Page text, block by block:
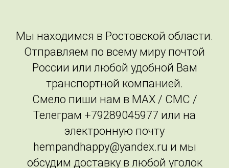
Мы находимся в Ростовской области.
Отправляем по всему миру почтой
России или любой удобной Вам
транспортной компанией.
Смело пиши нам в MAX / СМС /
Телеграм +79289045977 или на
электронную почту
hempandhappy@yandex.ru и мы
обсудим доставку в любой уголок